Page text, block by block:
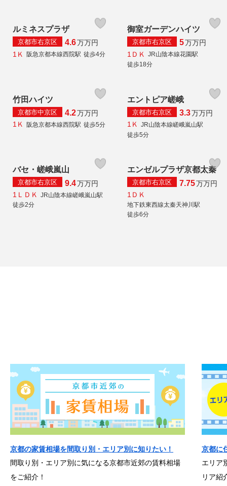
ルミネスプラザ
京都市右京区 4.6万万円
1Ｋ
阪急京都本線西院駅 徒歩4分
御室ガーデンハイツ
京都市右京区 5万万円
1ＤＫ
JR山陰本線花園駅
徒歩18分
竹田ハイツ
京都市中京区 4.2万万円
1Ｋ 阪急京都本線西院駅 徒歩5分
エントピア嵯峨
京都市右京区 3.3万万円
1Ｋ JR山陰本線嵯峨嵐山駅
徒歩5分
バセ・嵯峨嵐山
京都市右京区 9.4万万円
1ＬＤＫ
JR山陰本線嵯峨嵐山駅
徒歩2分
エンゼルプラザ京都太秦
京都市右京区 7.75万万円
1ＤＫ
地下鉄東西線太秦天神川駅
徒歩6分
京都の家賃相場を間取り別・エリア別に知りたい！
間取り別・エリア別に気になる京都市近郊の賃料相場
をご紹介！
京都に
エリア
リア紹